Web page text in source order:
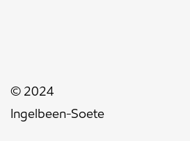
© 2024
Ingelbeen-Soete